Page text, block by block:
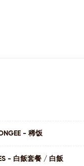
- 稀饭
- ⽩飯套餐 / ⽩飯